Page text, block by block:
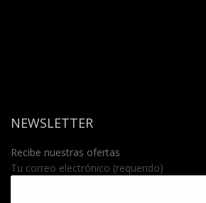
NEWSLETTER
Recibe nuestras ofertas
Tu correo electrónico (requerido)